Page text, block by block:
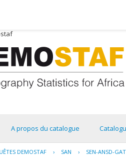
A propos du catalogue
DEMOSTAF › SAN › SEN-ANSD-